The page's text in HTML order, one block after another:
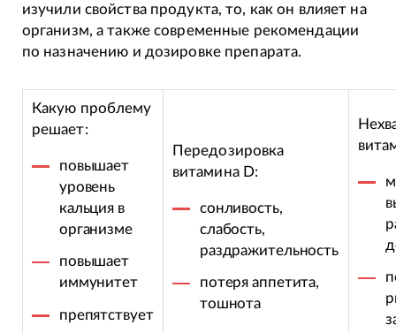
изучили свойства продукта, то, как он влияет на
организм, а также современные рекомендации
по назначению и дозировке препарата.
Какую проблему
решает:
повышает
уровень
кальция в
организме
повышает
иммунитет
препятствует
Передозировка
витамина D:
сонливость,
слабость,
раздражительность
потеря аппетита,
тошнота